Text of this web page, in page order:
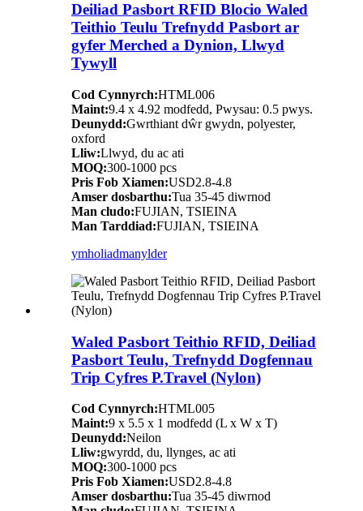
Deiliad Pasbort RFID Blocio Waled
Teithio Teulu Trefnydd Pasbort ar
gyfer Merched a Dynion, Llwyd
Tywyll
Cod Cynnyrch:HTML006
Maint:9.4 x 4.92 modfedd, Pwysau: 0.5 pwys.
Deunydd:Gwrthiant dŵr gwydn, polyester,
oxford
Lliw:Llwyd, du ac ati
MOQ:300-1000 pcs
Pris Fob Xiamen:USD2.8-4.8
Amser dosbarthu:Tua 35-45 diwrnod
Man cludo:FUJIAN, TSIEINA
Man Tarddiad:FUJIAN, TSIEINA
ymholiadmanylder
Waled Pasbort Teithio RFID, Deiliad
Pasbort Teulu, Trefnydd Dogfennau
Trip Cyfres P.Travel (Nylon)
Cod Cynnyrch:HTML005
Maint:9 x 5.5 x 1 modfedd (L x W x T)
Deunydd:Neilon
Lliw:gwyrdd, du, llynges, ac ati
MOQ:300-1000 pcs
Pris Fob Xiamen:USD2.8-4.8
Amser dosbarthu:Tua 35-45 diwrnod